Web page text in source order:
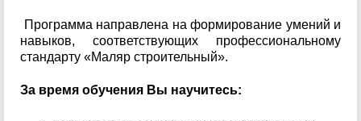
Программа направлена на формирование умений и
навыков, соответствующих профессиональному
стандарту «Маляр строительный».
За время обучения Вы научитесь: